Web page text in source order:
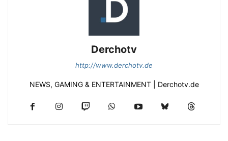
Derchotv
http://www.derchotv.de
NEWS, GAMING & ENTERTAINMENT | Derchotv.de